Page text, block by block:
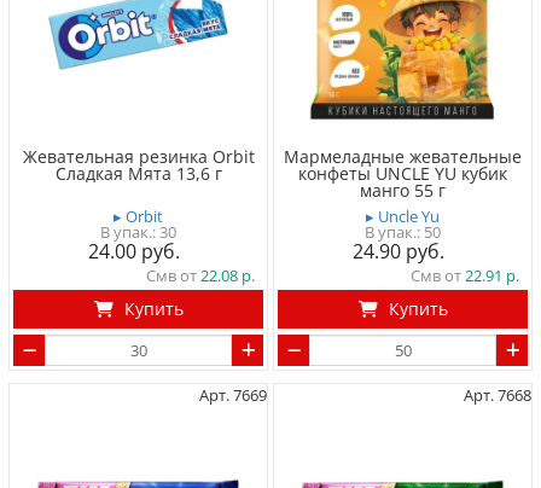
Жевательная резинка Orbit
Сладкая Мята 13,6 г
▸ Orbit
30
24.00
Смв от22.08
Купить
Мармеладные жевательные
конфеты UNCLE YU кубик
манго 55 г
▸ Uncle Yu
50
24.90
Смв от22.91
Купить
Арт. 7669 Арт. 7668